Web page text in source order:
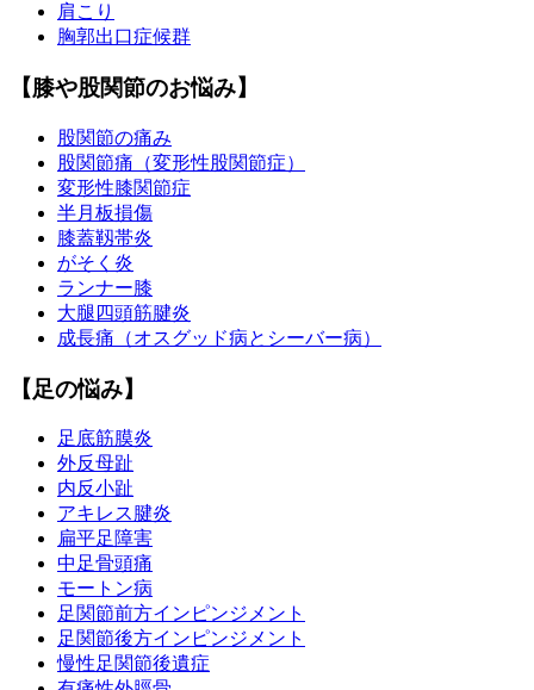
肩こり
胸郭出口症候群
【膝や股関節のお悩み】
股関節の痛み
股関節痛（変形性股関節症）
変形性膝関節症
半月板損傷
膝蓋靱帯炎
がそく炎
ランナー膝
大腿四頭筋腱炎
成長痛（オスグッド病とシーバー病）
【足の悩み】
足底筋膜炎
外反母趾
内反小趾
アキレス腱炎
扁平足障害
中足骨頭痛
モートン病
足関節前方インピンジメント
足関節後方インピンジメント
慢性足関節後遺症